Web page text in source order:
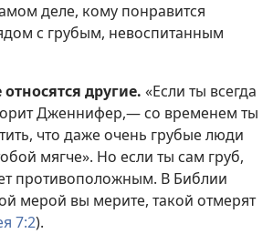
деле, кому понравится
с грубым, невоспитанным
относятся другие. «Если ты всегда
Дженнифер,— со временем ты
что даже очень грубые люди
мягче». Но если ты сам груб,
противоположным. В Библии
мерой вы мерите, такой отмерят
7:2).